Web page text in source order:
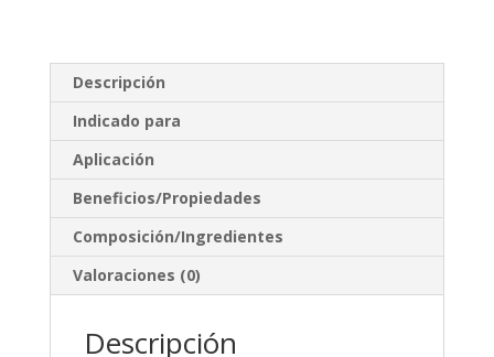
Descripción
Indicado para
Aplicación
Beneficios/Propiedades
Composición/Ingredientes
Valoraciones (0)
Descripción